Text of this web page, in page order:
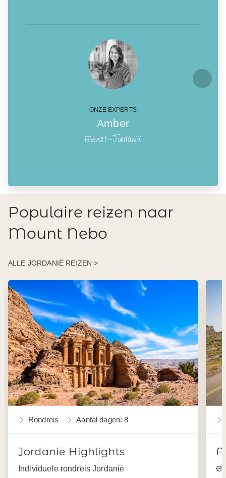
ONZE EXPERTS
Amber
Expert-Jordanië
Populaire reizen naar
Mount Nebo
ALLE JORDANIË REIZEN >
Rondreis Aantal dagen: 8
Jordanië Highlights
Individuele rondreis Jordanië